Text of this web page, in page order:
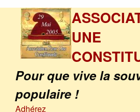
UNE
Pour que vive la
populaire !
Adhérez